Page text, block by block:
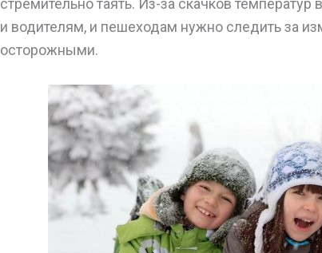
стремительно таять. Из-за скачков
и водителям, и пешеходам нужно следить за
осторожными.